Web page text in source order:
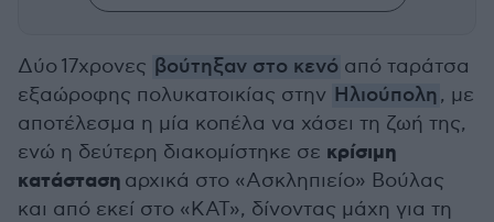
Δύο 17χρονες βούτηξαν στο κενό από ταράτσα
εξαώροφης πολυκατοικίας στην Ηλιούπολη, με
αποτέλεσμα η μία κοπέλα να χάσει τη ζωή της,
ενώ η δεύτερη διακομίστηκε σε κρίσιμη
κατάσταση αρχικά στο «Ασκληπιείο» Βούλας
και από εκεί στο «ΚΑΤ», δίνοντας μάχη για τη